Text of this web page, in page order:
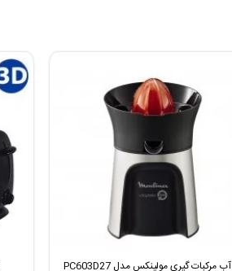
آب مرکبات گیری مولینکس مدل PC603D27